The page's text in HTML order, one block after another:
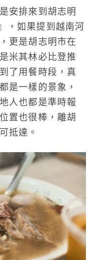
安排來到胡志明
』，如果提到越南河
更是胡志明市在
米其林必比登推
了用餐時段，真
是一樣的景象，
人也都是準時報
置也很棒，離胡
抵達。